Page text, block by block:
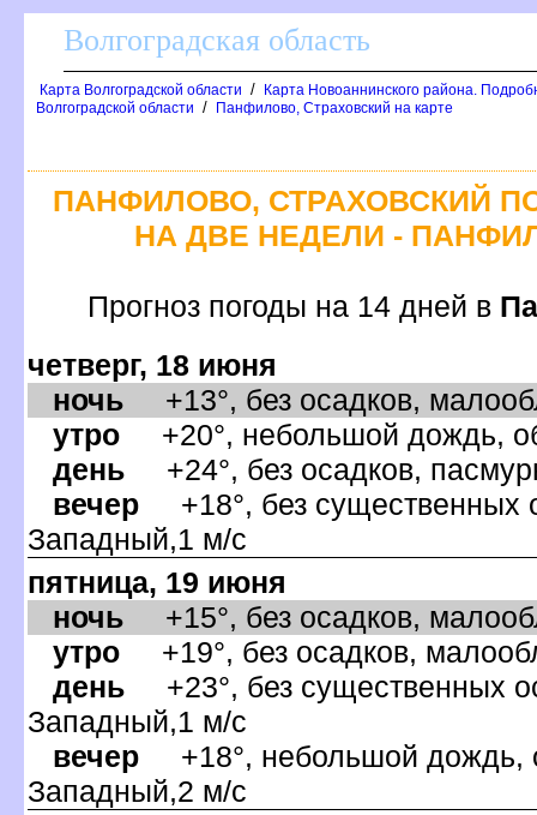
олгоградская область
Карта Волгоградской области /
Карта Новоаннинского района.
олгоградской области / Панфилово, Страховский на карте
ПАНФИЛОВО, СТРАХОВСКИЙ
НА ДВЕ НЕДЕЛИ -
Прогноз погоды на 14 дней
четверг, 18 июня
ночь +13°, без осадков,
утро +20°, небольшой дождь,
день +24°, без осадков,
ечер +18°, без существенных
Западный,1 м/с
пятница, 19 июня
ночь +15°, без осадков,
утро +19°, без осадков,
день +23°, без существенных
Западный,1 м/с
ечер +18°, небольшой дождь,
Западный,2 м/с